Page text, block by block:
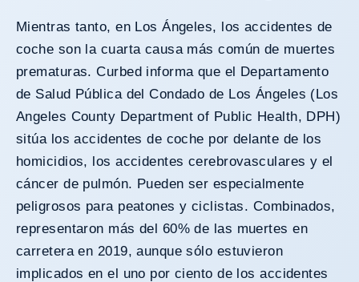
Mientras tanto, en Los Ángeles, los accidentes de
coche son la cuarta causa más común de muertes
prematuras. Curbed informa que el Departamento
de Salud Pública del Condado de Los Ángeles (Los
Angeles County Department of Public Health, DPH)
sitúa los accidentes de coche por delante de los
homicidios, los accidentes cerebrovasculares y el
cáncer de pulmón. Pueden ser especialmente
peligrosos para peatones y ciclistas. Combinados,
representaron más del 60% de las muertes en
carretera en 2019, aunque sólo estuvieron
implicados en el uno por ciento de los accidentes